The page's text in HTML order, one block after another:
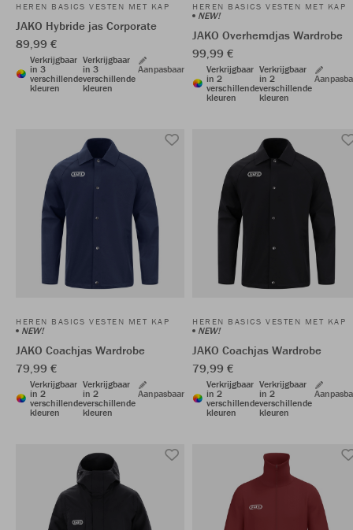
HEREN BASICS VESTEN MET KAP
JAKO Hybride jas Corporate
89,99 €
Verkrijgbaar
in 3
verschillende
kleuren
Verkrijgbaar
in 3
verschillende
kleuren
Aanpasbaar
HEREN BASICS VESTEN MET KAP
NEW!
JAKO Overhemdjas Wardrobe
99,99 €
Verkrijgbaar
in 2
verschillende
kleuren
Verkrijgbaar
in 2
verschillende
kleuren
HEREN BASICS VESTEN MET KAP
NEW!
JAKO Coachjas Wardrobe
79,99 €
Verkrijgbaar
in 2
verschillende
kleuren
Verkrijgbaar
in 2
verschillende
kleuren
Aanpasbaar
HEREN BASICS VESTEN MET KAP
NEW!
JAKO Coachjas Wardrobe
79,99 €
Verkrijgbaar
in 2
verschillende
kleuren
Verkrijgbaar
in 2
verschillende
kleuren